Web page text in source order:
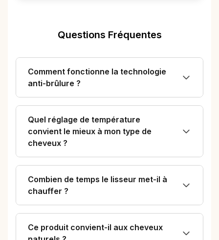
Questions Fréquentes
Comment fonctionne la technologie
anti-brûlure ?
Quel réglage de température
convient le mieux à mon type de
cheveux ?
Combien de temps le lisseur met-il à
chauffer ?
Ce produit convient-il aux cheveux